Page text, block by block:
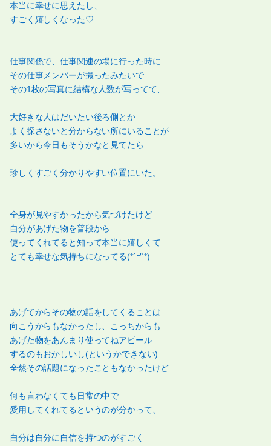
本当に幸せに思えたし、
すごく嬉しくなった♡
仕事関係で、仕事関連の場に行った時に
その仕事メンバーが撮ったみたいで
その1枚の写真に結構な人数が写ってて、
大好きな人はだいたい後ろ側とか
よく探さないと分からない所にいることが
多いから今日もそうかなと見てたら
珍しくすごく分かりやすい位置にいた。
全身が見やすかったから気づけたけど
自分があげた物を普段から
使ってくれてると知って本当に嬉しくて
とても幸せな気持ちになってる(*´꒳`*)
あげてからその物の話をしてくることは
向こうからもなかったし、こっちからも
あげた物をあんまり使ってねアピール
するのもおかしいし(というかできない)
全然その話題になったこともなかったけど
何も言わなくても日常の中で
愛用してくれてるというのが分かって、
自分は自分に自信を持つのがすごく